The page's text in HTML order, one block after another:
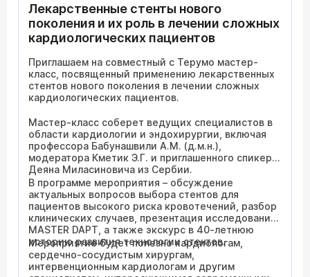
Лекарственные стенты нового
поколения и их роль в лечении сложных
кардиологических пациентов
Приглашаем на совместный с Терумо мастер-
класс, посвященный применению лекарственных
стентов нового поколения в лечении сложных
кардиологических пациентов.
Мастер-класс соберет ведущих специалистов в
области кардиологии и эндохирургии, включая
профессора Бабунашвили А.М. (д.м.н.),
модератора Кметик Э.Г. и приглашенного спикера
Деяна Миласиновича из Сербии.
В программе мероприятия – обсуждение
актуальных вопросов выбора стентов для
пациентов высокого риска кровотечений, разбор
клинических случаев, презентация исследования
MASTER DAPT, а также экскурс в 40-летнюю
историю развития технологии стентов.
Мероприятие будет полезно кардиологам,
сердечно-сосудистым хирургам,
интервенционным кардиологам и другим